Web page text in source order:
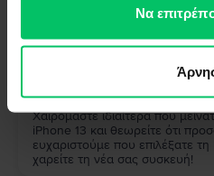
των υπηρεσιών τους.
Να
Παρα πολυ καλο και αξιζει
Απάντηση από τη Flip
Σας ευχαριστούμε πολύ για την
Χαιρόμαστε ιδιαίτερα που
iPhone 13 και θεωρείτε ότι
ευχαριστούμε που επιλέξατε
χαρείτε τη νέα σας συσκευή!